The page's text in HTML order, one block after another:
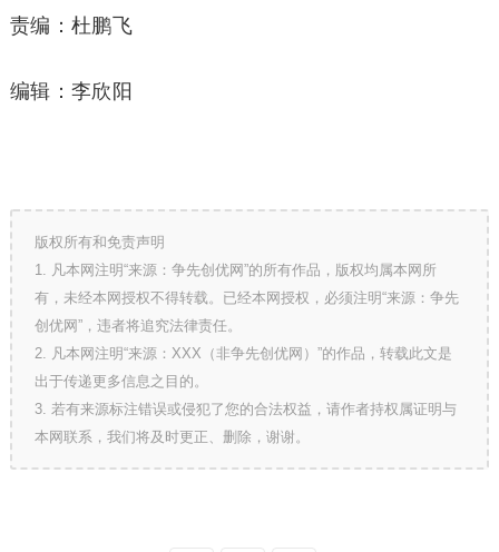
责编：杜鹏飞
编辑：李欣阳
版权所有和免责声明
1. 凡本网注明“来源：争先创优网”的所有作品，版权均属本网所
有，未经本网授权不得转载。已经本网授权，必须注明“来源：争先
创优网”，违者将追究法律责任。
2. 凡本网注明“来源：XXX（非争先创优网）”的作品，转载此文是
出于传递更多信息之目的。
3. 若有来源标注错误或侵犯了您的合法权益，请作者持权属证明与
本网联系，我们将及时更正、删除，谢谢。